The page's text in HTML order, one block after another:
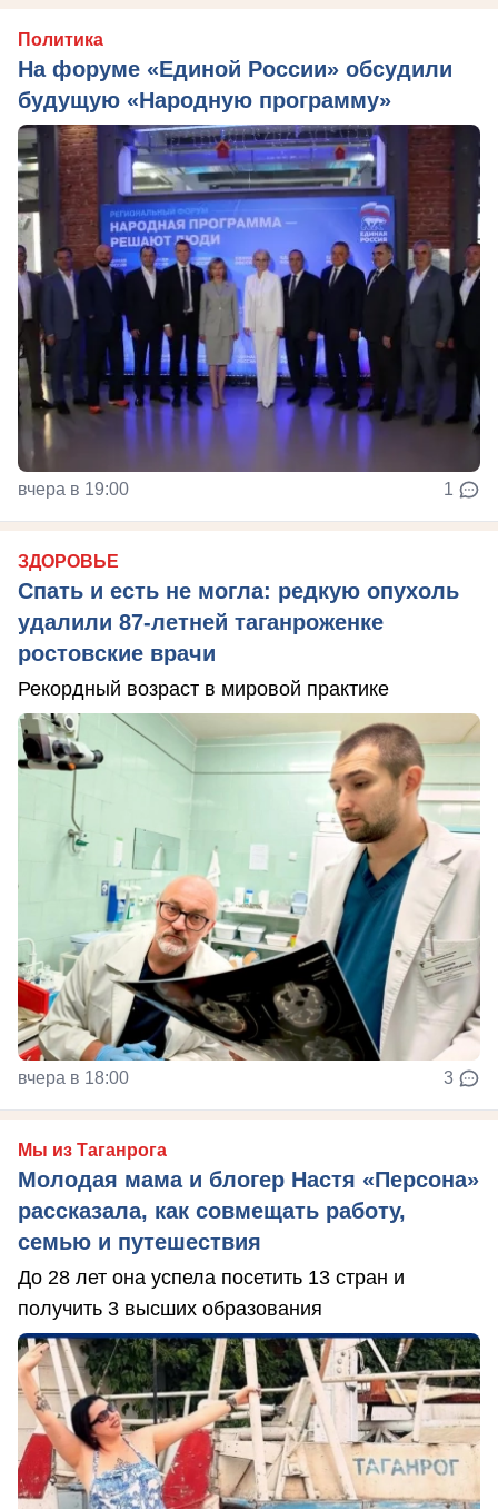
Политика
На форуме «Единой России» обсудили
будущую «Народную программу»
вчера в 19:00 1
ЗДОРОВЬЕ
Спать и есть не могла: редкую опухоль
удалили 87-летней таганроженке
ростовские врачи
Рекордный возраст в мировой практике
вчера в 18:00 3
Мы из Таганрога
Молодая мама и блогер Настя «Персона»
рассказала, как совмещать работу,
семью и путешествия
До 28 лет она успела посетить 13 стран и
получить 3 высших образования